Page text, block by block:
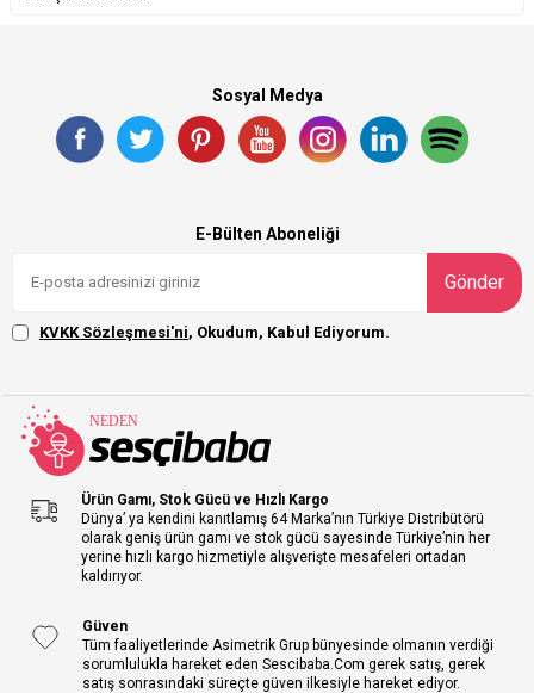
Sosyal Medya
E-Bülten Aboneliği
Gönder
KVKK Sözleşmesi'ni, Okudum, Kabul Ediyorum.
Ürün Gamı, Stok Gücü ve Hızlı Kargo
Dünya’ ya kendini kanıtlamış 64 Marka’nın Türkiye Distribütörü
olarak geniş ürün gamı ve stok gücü sayesinde Türkiye’nin her
yerine hızlı kargo hizmetiyle alışverişte mesafeleri ortadan
kaldırıyor.
Güven
Tüm faaliyetlerinde Asimetrik Grup bünyesinde olmanın verdiği
sorumlulukla hareket eden Sescibaba.Com gerek satış, gerek
satış sonrasındaki süreçte güven ilkesiyle hareket ediyor.